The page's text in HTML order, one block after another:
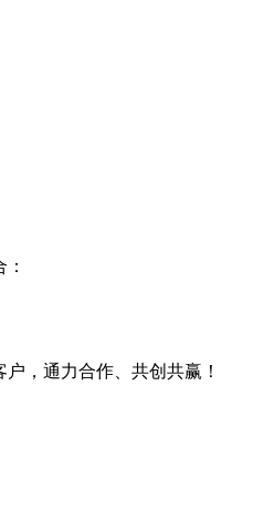
，通力合作、共创共赢！